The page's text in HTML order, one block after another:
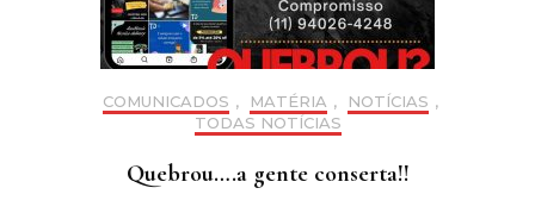
COMUNICADOS , MATÉRIA , NOTÍCIAS ,
TODAS NOTÍCIAS
Quebrou….a gente conserta!!